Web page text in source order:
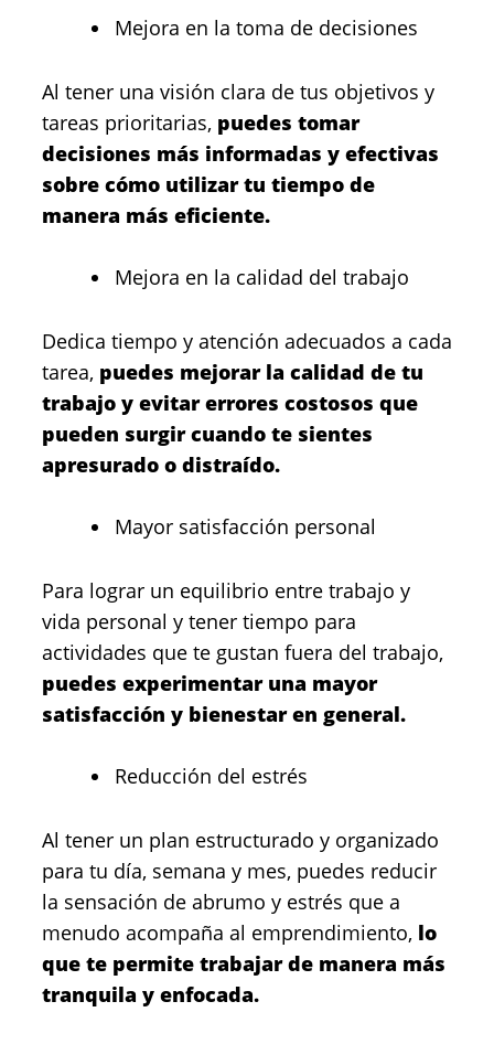
Mejora en la toma de decisiones
Al tener una visión clara de tus objetivos y
tareas prioritarias, puedes tomar
decisiones más informadas y efectivas
sobre cómo utilizar tu tiempo de
manera más eficiente.
Mejora en la calidad del trabajo
Dedica tiempo y atención adecuados a cada
tarea, puedes mejorar la calidad de tu
trabajo y evitar errores costosos que
pueden surgir cuando te sientes
apresurado o distraído.
Mayor satisfacción personal
Para lograr un equilibrio entre trabajo y
vida personal y tener tiempo para
actividades que te gustan fuera del trabajo,
puedes experimentar una mayor
satisfacción y bienestar en general.
Reducción del estrés
Al tener un plan estructurado y organizado
para tu día, semana y mes, puedes reducir
la sensación de abrumo y estrés que a
menudo acompaña al emprendimiento, lo
que te permite trabajar de manera más
tranquila y enfocada.